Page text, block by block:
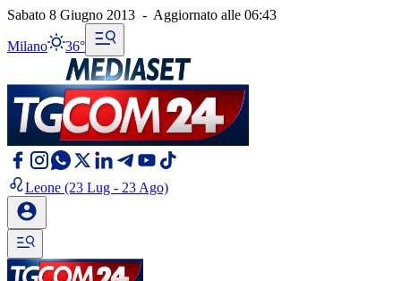
Sabato 8 Giugno 2013 - Aggiornato alle 06:43
Milano 36°
Leone (23 Lug - 23 Ago)